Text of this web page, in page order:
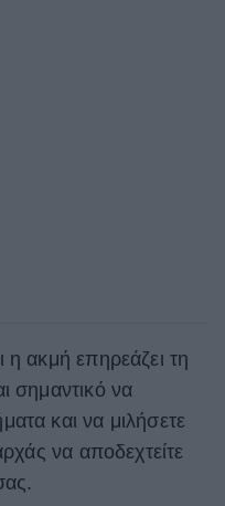
η ακμή επηρεάζει τη
σημαντικό να
και να μιλήσετε
να αποδεχτείτε